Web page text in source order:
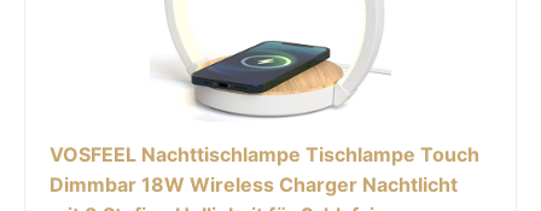
VOSFEEL Nachttischlampe Tischlampe Touch
Dimmbar 18W Wireless Charger Nachtlicht